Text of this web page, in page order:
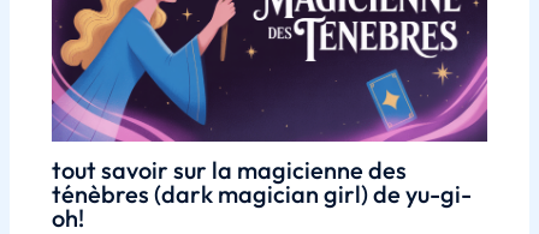
tout savoir sur la magicienne des
ténèbres (dark magician girl) de yu-gi-
oh!